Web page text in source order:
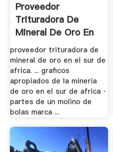
Proveedor
Trituradora De
Mineral De Oro En
El Sur .
proveedor trituradora de
mineral de oro en el sur de
africa. ... graficos
apropiados de la mineria
de oro en el sur de africa ·
partes de un molino de
bolas marca ...